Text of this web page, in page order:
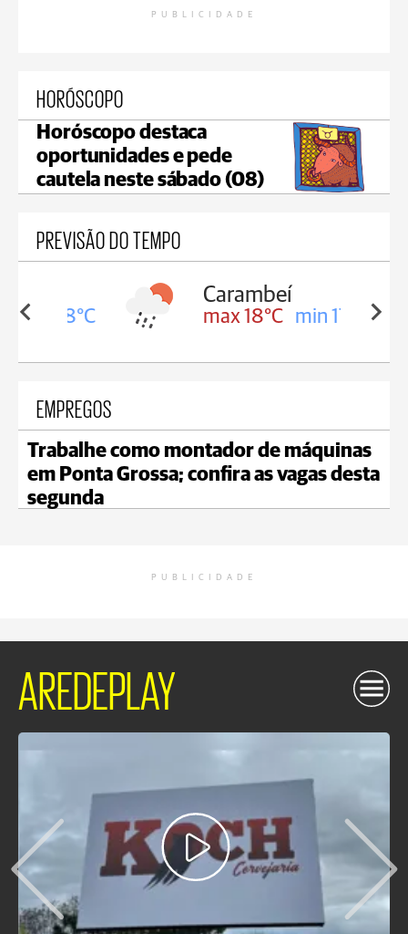
PUBLICIDADE
HORÓSCOPO
Horóscopo destaca
oportunidades e pede
cautela neste sábado (08)
PREVISÃO DO TEMPO
18°C
Carambeí
max 18°C min 17°C
EMPREGOS
Trabalhe como montador de máquinas
em Ponta Grossa; confira as vagas desta
segunda
PUBLICIDADE
AREDEPLAY